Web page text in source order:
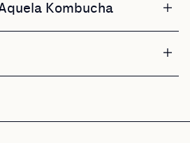
Kombucha